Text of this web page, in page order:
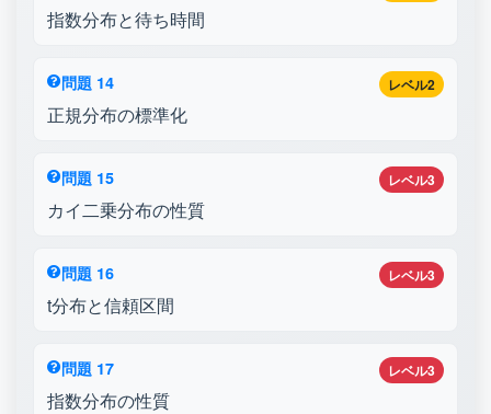
指数分布と待ち時間
レベル2
問題 14
正規分布の標準化
レベル3
問題 15
カイ二乗分布の性質
レベル3
問題 16
t分布と信頼区間
レベル3
問題 17
指数分布の性質